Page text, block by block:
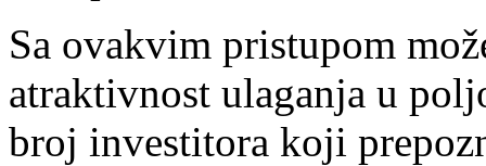
Sa ovakvim pristupom
atraktivnost ulaganja u
broj investitora koji